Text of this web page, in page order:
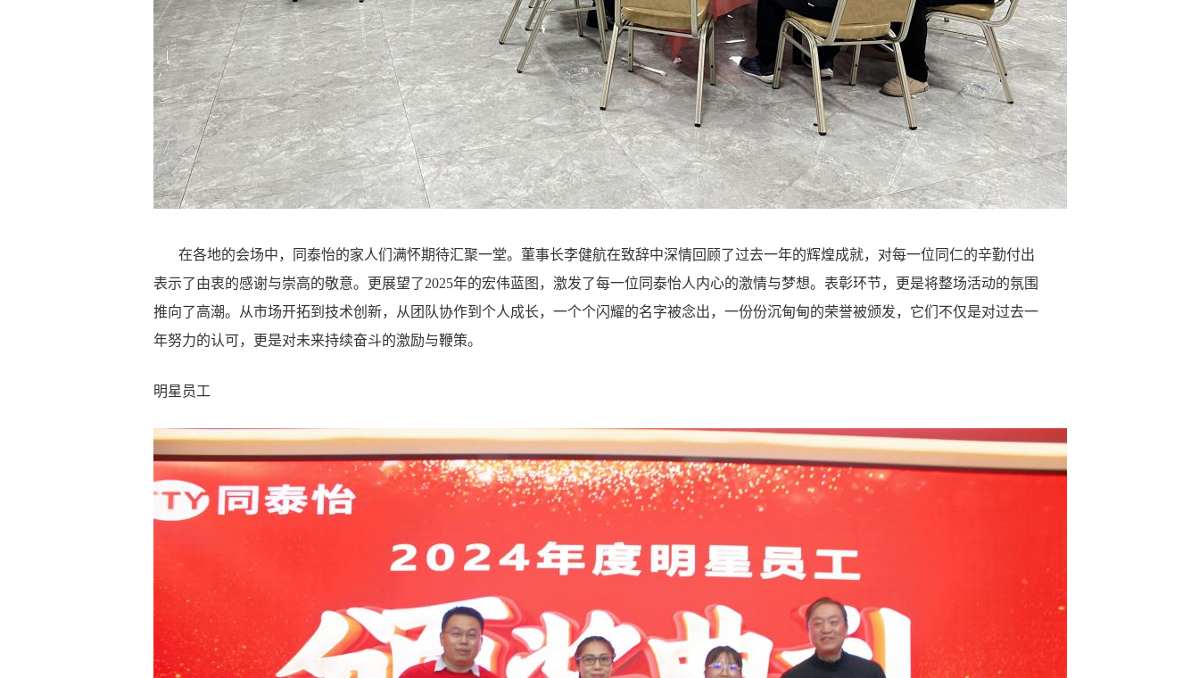
在各地的会场中，同泰怡的家人们满怀期待汇聚一堂。董事长李健航在致辞中深情回顾了过去一年的辉煌成就，对每一位同仁的辛勤付出
表示了由衷的感谢与崇高的敬意。更展望了2025年的宏伟蓝图，激发了每一位同泰怡人内心的激情与梦想。表彰环节，更是将整场活动的氛围
推向了高潮。从市场开拓到技术创新，从团队协作到个人成长，一个个闪耀的名字被念出，一份份沉甸甸的荣誉被颁发，它们不仅是对过去一
年努力的认可，更是对未来持续奋斗的激励与鞭策。
明星员工